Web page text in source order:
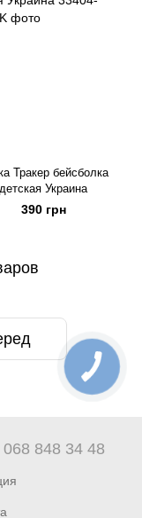
Тракер бейсболка
детская Украина
390 грн
068 848 34 48